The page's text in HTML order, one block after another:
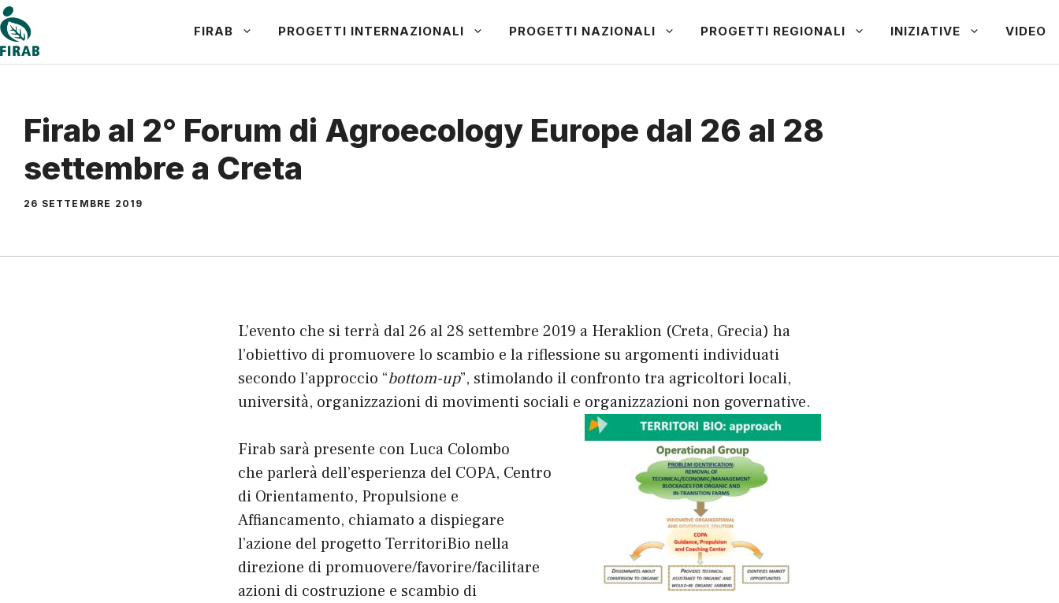
Vai
al
contenuto
FIRAB PROGETTI INTERNAZIONALI PROGETTI NAZIONALI PROGETTI REGIONALI INIZIATIVE VIDEO
Firab al 2° Forum di Agroecology Europe dal 26 al 28
settembre a Creta
26 SETTEMBRE 2019
L’evento che si terrà dal 26 al 28 settembre 2019 a Heraklion (Creta, Grecia) ha
l’obiettivo di promuovere lo scambio e la riflessione su argomenti individuati
secondo l’approccio “bottom-up”, stimolando il confronto tra agricoltori locali,
università, organizzazioni di movimenti sociali e organizzazioni non governative.
Firab sarà presente con Luca Colombo
che parlerà dell’esperienza del COPA, Centro
di Orientamento, Propulsione e
Affiancamento, chiamato a dispiegare
l’azione del progetto TerritoriBio nella
direzione di promuovere/favorire/facilitare
azioni di costruzione e scambio di